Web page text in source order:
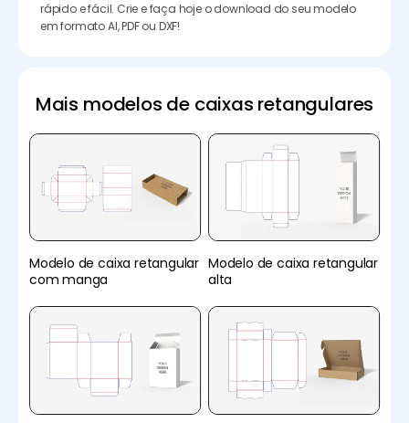
rápido e fácil. Crie e faça hoje o download do seu modelo
em formato AI, PDF ou DXF!
Mais modelos de caixas retangulares
Modelo de caixa retangular
com manga
Modelo de caixa retangular
alta